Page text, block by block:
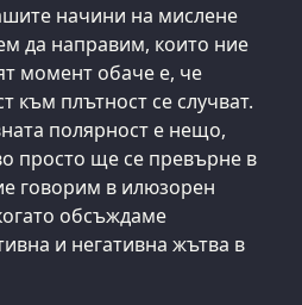
начини на мислене
да направим, които ние
момент обаче е, че
към плътност се случват.
полярност е нещо,
просто ще се превърне в
говорим в илюзорен
обсъждаме
и негативна жътва в